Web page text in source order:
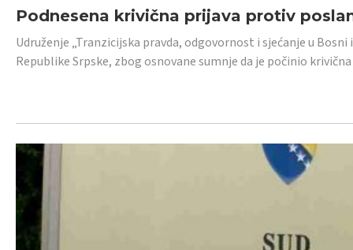
Podnesena krivična prijava protiv
Udruženje „Tranzicijska pravda, odgovornost i sjećanje u
Republike Srpske, zbog osnovane sumnje da je počinio